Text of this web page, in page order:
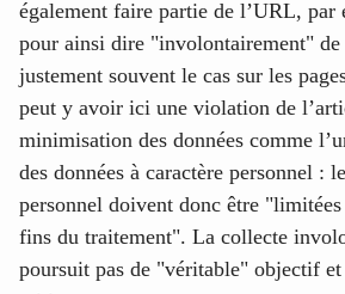
également faire partie de l’URL, par
pour ainsi dire "involontairement" de
justement souvent le cas sur les
peut y avoir ici une violation de
minimisation des données comme
des données à caractère personnel :
personnel doivent donc être
fins du traitement". La collecte
poursuit pas de "véritable" objectif